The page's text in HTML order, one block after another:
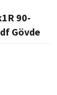
90-
Gövde